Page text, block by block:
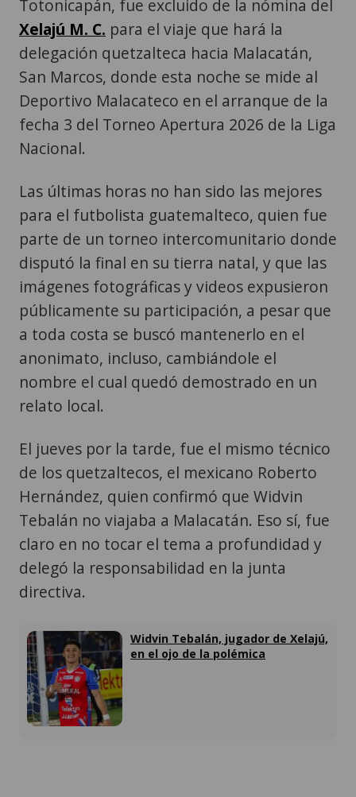
Totonicapán, fue excluido de la nómina del
Xelajú M. C. para el viaje que hará la
delegación quetzalteca hacia Malacatán,
San Marcos, donde esta noche se mide al
Deportivo Malacateco en el arranque de la
fecha 3 del Torneo Apertura 2026 de la Liga
Nacional.
Las últimas horas no han sido las mejores
para el futbolista guatemalteco, quien fue
parte de un torneo intercomunitario donde
disputó la final en su tierra natal, y que las
imágenes fotográficas y videos expusieron
públicamente su participación, a pesar que
a toda costa se buscó mantenerlo en el
anonimato, incluso, cambiándole el
nombre el cual quedó demostrado en un
relato local.
El jueves por la tarde, fue el mismo técnico
de los quetzaltecos, el mexicano Roberto
Hernández, quien confirmó que Widvin
Tebalán no viajaba a Malacatán. Eso sí, fue
claro en no tocar el tema a profundidad y
delegó la responsabilidad en la junta
directiva.
Widvin Tebalán, jugador de Xelajú,
en el ojo de la polémica